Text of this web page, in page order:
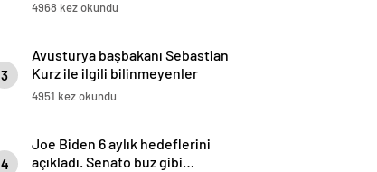
4968 kez okundu
3
Avusturya başbakanı Sebastian
Kurz ile ilgili bilinmeyenler
4951 kez okundu
4
Joe Biden 6 aylık hedeflerini
açıkladı. Senato buz gibi…